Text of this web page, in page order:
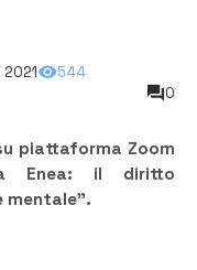
2021
544
0
piattaforma Zoom
Enea: il diritto
mentale”.